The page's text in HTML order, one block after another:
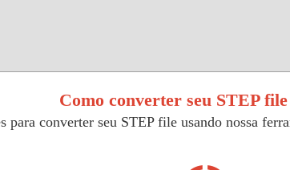
Como converter seu STEP
para converter seu STEP file usando nossa